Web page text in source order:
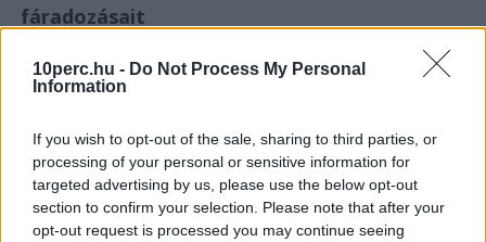
10perc.hu - Do Not Process My Personal
Information
If you wish to opt-out of the sale, sharing to third parties, or
processing of your personal or sensitive information for
targeted advertising by us, please use the below opt-out
section to confirm your selection. Please note that after your
opt-out request is processed you may continue seeing
fáradozásait